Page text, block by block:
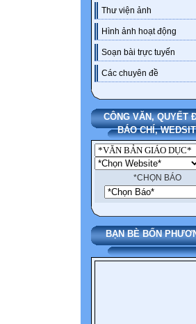
Thư viện ảnh
Hình ảnh hoạt động
Soạn bài trực tuyến
Các chuyên đề
CÔNG VĂN, QUYẾT
BÁO CHÍ,
*CHỌN BÁO
BẠN BÈ BỐN